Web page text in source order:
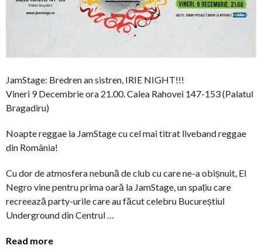
JamStage: Bredren an sistren, IRIE NIGHT!!!
Vineri 9 Decembrie ora 21.00. Calea Rahovei 147-153 (Palatul
Bragadiru)
Noapte reggae la JamStage cu cel mai titrat liveband reggae
din România!
Cu dor de atmosfera nebună de club cu care ne-a obișnuit, El
Negro vine pentru prima oară la JamStage, un spațiu care
recreează party-urile care au făcut celebru Bucureștiul
Underground din Centrul …
Read more